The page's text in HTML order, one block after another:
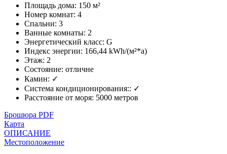
Площадь дома: 150 м²
Номер комнат: 4
Спальни: 3
Ванные комнаты: 2
Энергетический класс: G
Индекс энергии: 166,44 kWh/(м²*a)
Этаж: 2
Состояние: отличне
Камин: ✓
Система кондиционирования:: ✓
Расстояние от моря: 5000 метров
Брошюра PDF
Карта
ОПИСАНИЕ
Местоположение